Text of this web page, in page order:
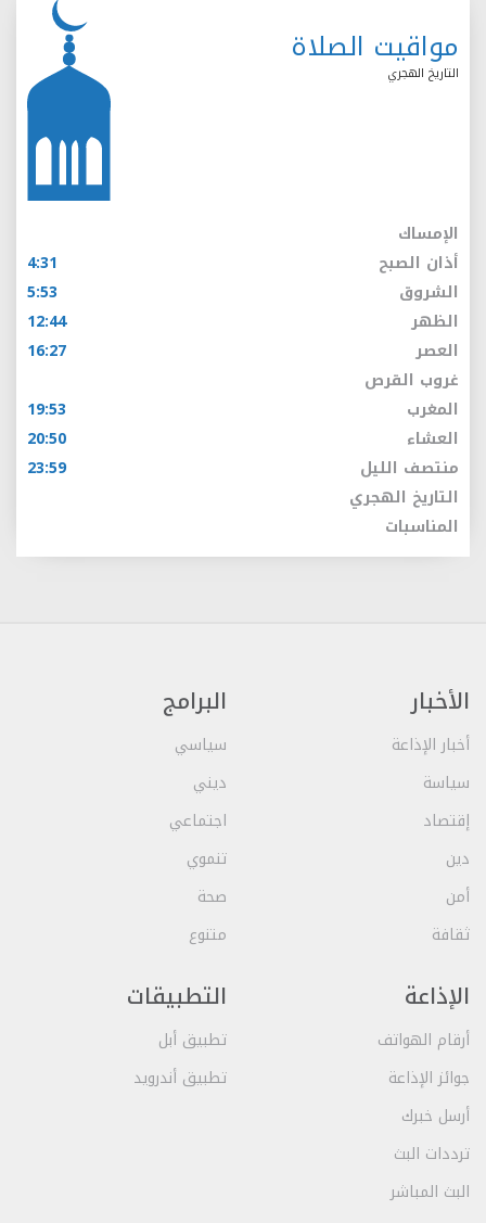
مواقيت الصلاة
التاريخ الهجري
الإمساك
أذان الصبح
4:31
الشروق
5:53
الظهر
12:44
العصر
16:27
غروب القرص
المغرب
19:53
العشاء
20:50
منتصف الليل
23:59
التاريخ الهجري
المناسبات
الأخبار
أخبار الإذاعة
سياسة
إقتصاد
دين
أمن
ثقافة
البرامج
سياسي
ديني
اجتماعي
تنموي
صحة
متنوع
الإذاعة
أرقام الهواتف
جوائز الإذاعة
أرسل خبرك
ترددات البث
البث المباشر
التطبيقات
تطبيق أبل
تطبيق أندرويد